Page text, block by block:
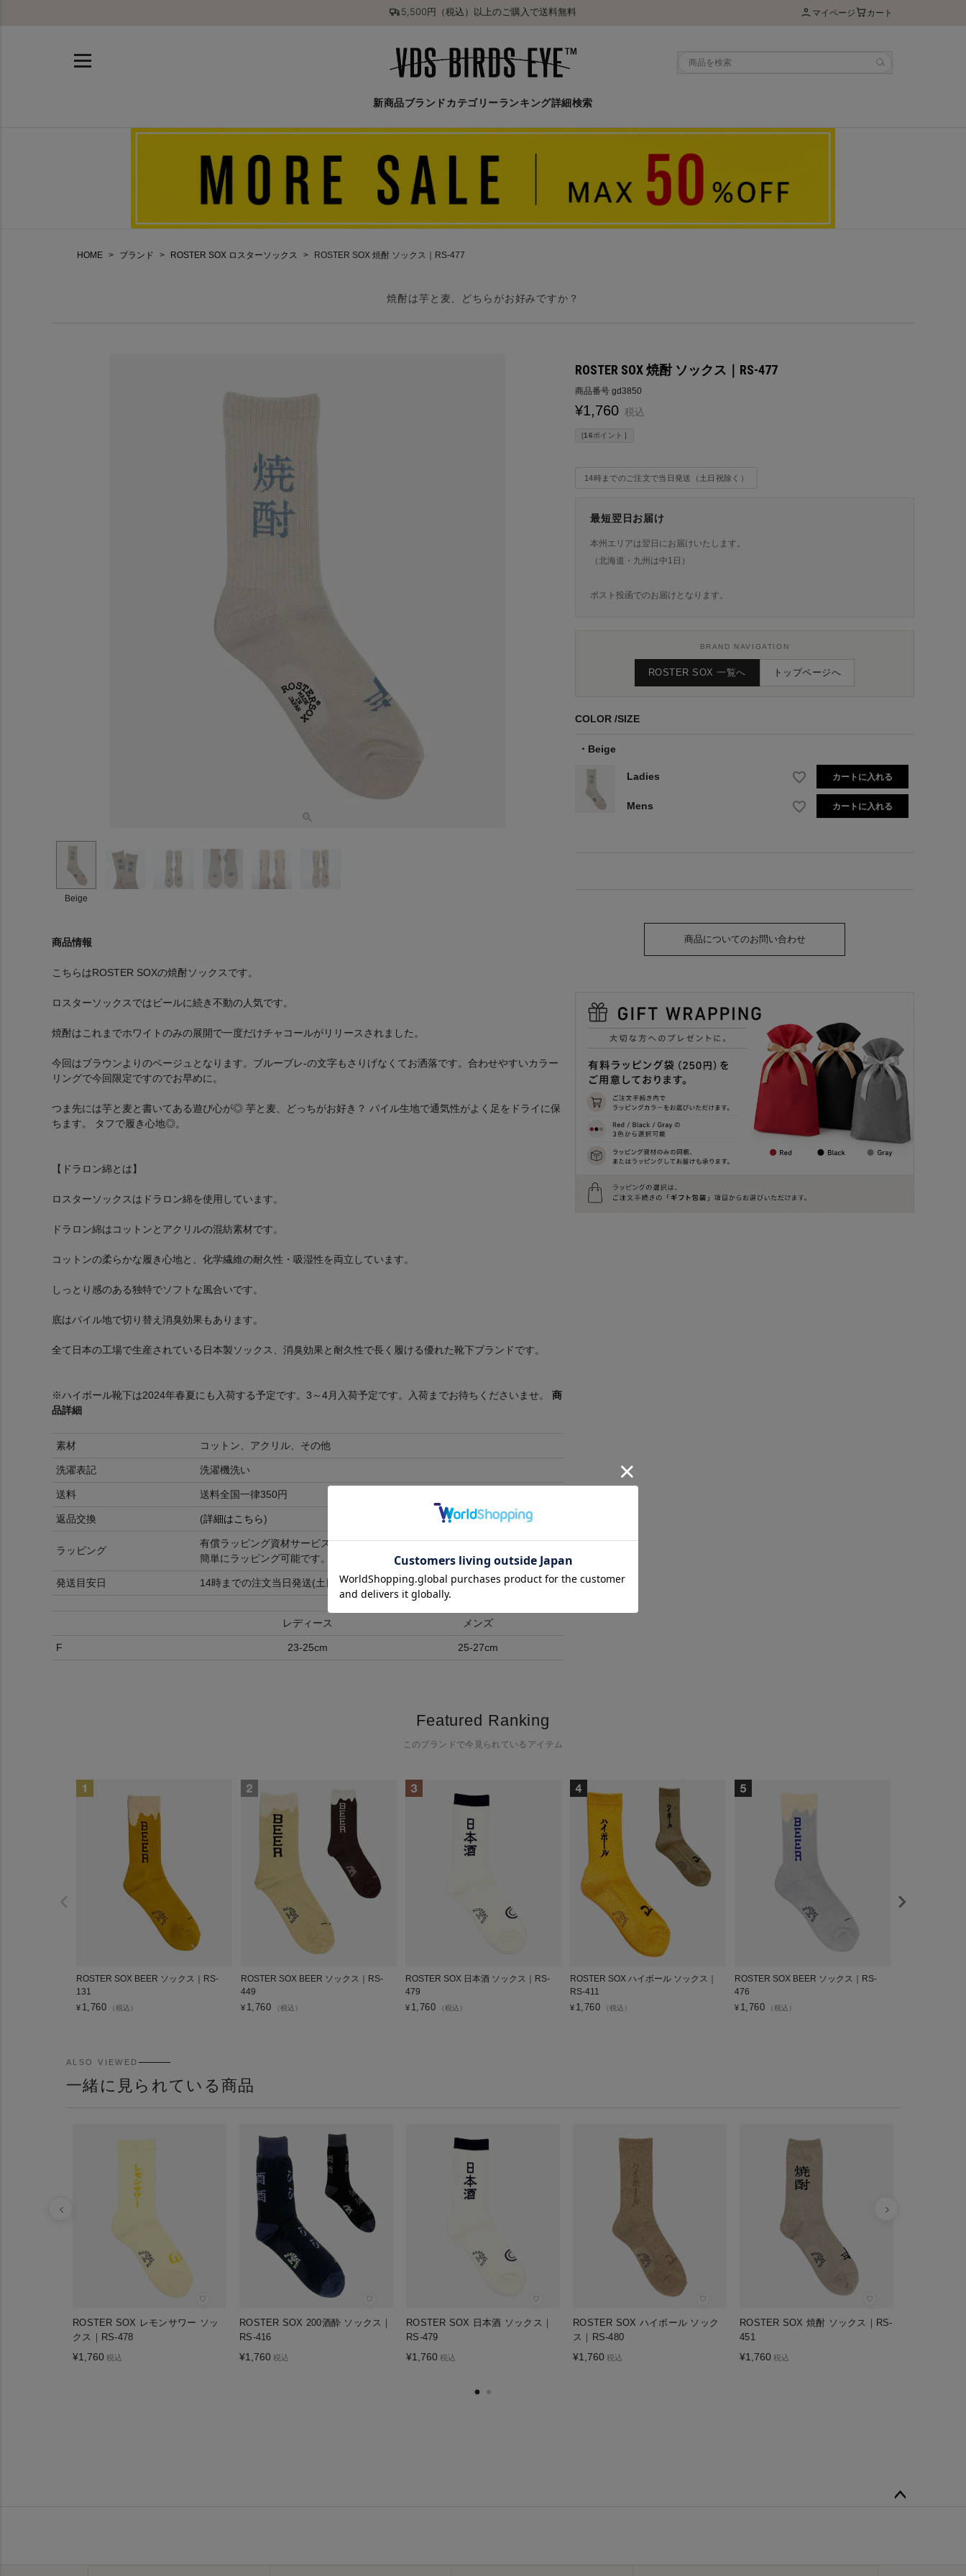
5,500円（税込）以上のご購入で送料無料 マイページ カート
新商品ブランド カテゴリーランキング詳細検索
HOME ブランド ROSTER SOX ロスターソックス ROSTER SOX 焼酎 ソックス｜RS-477
焼酎は芋と麦、どちらがお好みですか？
Beige
商品情報
こちらはROSTER SOXの焼酎ソックスです。
ロスターソックスではビールに続き不動の人気です。
焼酎はこれまでホワイトのみの展開で一度だけチャコールがリリースされました。
今回はブラウンよりのベージュとなります。ブルーブレ-の文字もさりげなくてお洒落です。合わせやすいカラー
リングで今回限定ですのでお早めに。
つま先には芋と麦と書いてある遊び心が◎ 芋と麦、どっちがお好き？ パイル生地で通気性がよく足をドライに保
ちます。 タフで履き心地◎。
【ドラロン綿とは】
ロスターソックスはドラロン綿を使用しています。
ドラロン綿はコットンとアクリルの混紡素材です。
コットンの柔らかな履き心地と、化学繊維の耐久性・吸湿性を両立しています。
しっとり感のある独特でソフトな風合いです。
底はパイル地で切り替え消臭効果もあります。
全て日本の工場で生産されている日本製ソックス、消臭効果と耐久性で長く履ける優れた靴下ブランドです。
※ハイボール靴下は2024年春夏にも入荷する予定です。3～4月入荷予定です。入荷までお待ちくださいませ。 商
品詳細
素材 コットン、アクリル、その他
洗濯表記 洗濯機洗い
送料 送料全国一律350円
返品交換 (詳細はこちら)
ラッピング
有償ラッピング資材サービスをご利用ください。 ご自身で巾着に商品を入れて
簡単にラッピング可能です。
発送目安日 14時までの注文当日発送(土日祝除く)
レディース メンズ
F 23-25cm 25-27cm
ROSTER SOX 焼酎 ソックス｜RS-477
商品番号 gd3850
¥1,760 税込
[16ポイント ]
14時までのご注文で当日発送（土日祝除く）
最短翌日お届け
本州エリアは翌日にお届けいたします。
（北海道・九州は中1日）
ポスト投函でのお届けとなります。
BRAND NAVIGATION
ROSTER SOX 一覧へ トップページへ
COLOR SIZE
Beige
Ladies カートに入れる
Mens カートに入れる
商品についてのお問い合わせ
Featured Ranking
このブランドで今見られているアイテム
ROSTER SOX BEER ソックス｜RS-
131
¥ 1,760 （税込）
ROSTER SOX BEER ソックス｜RS-
449
¥ 1,760 （税込）
ROSTER SOX 日本酒 ソックス｜RS-
479
¥ 1,760 （税込）
ROSTER SOX ハイボール ソックス｜
RS-411
¥ 1,760 （税込）
ROSTER SOX BEER ソックス｜RS-
476
¥ 1,760 （税込）
ALSO VIEWED
一緒に見られている商品
♡
ROSTER SOX レモンサワー ソッ
クス｜RS-478
¥1,760 税込
♡
ROSTER SOX 200酒酔 ソックス｜
RS-416
¥1,760 税込
♡
ROSTER SOX 日本酒 ソックス｜
RS-479
¥1,760 税込
♡
ROSTER SOX ハイボール ソック
ス｜RS-480
¥1,760 税込
♡
ROSTER SOX 焼酎 ソックス｜RS-
451
¥1,760 税込